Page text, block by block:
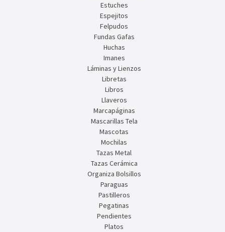
Estuches
Espejitos
Felpudos
Fundas Gafas
Huchas
Imanes
Láminas y Lienzos
Libretas
Libros
Llaveros
Marcapáginas
Mascarillas Tela
Mascotas
Mochilas
Tazas Metal
Tazas Cerámica
Organiza Bolsillos
Paraguas
Pastilleros
Pegatinas
Pendientes
Platos